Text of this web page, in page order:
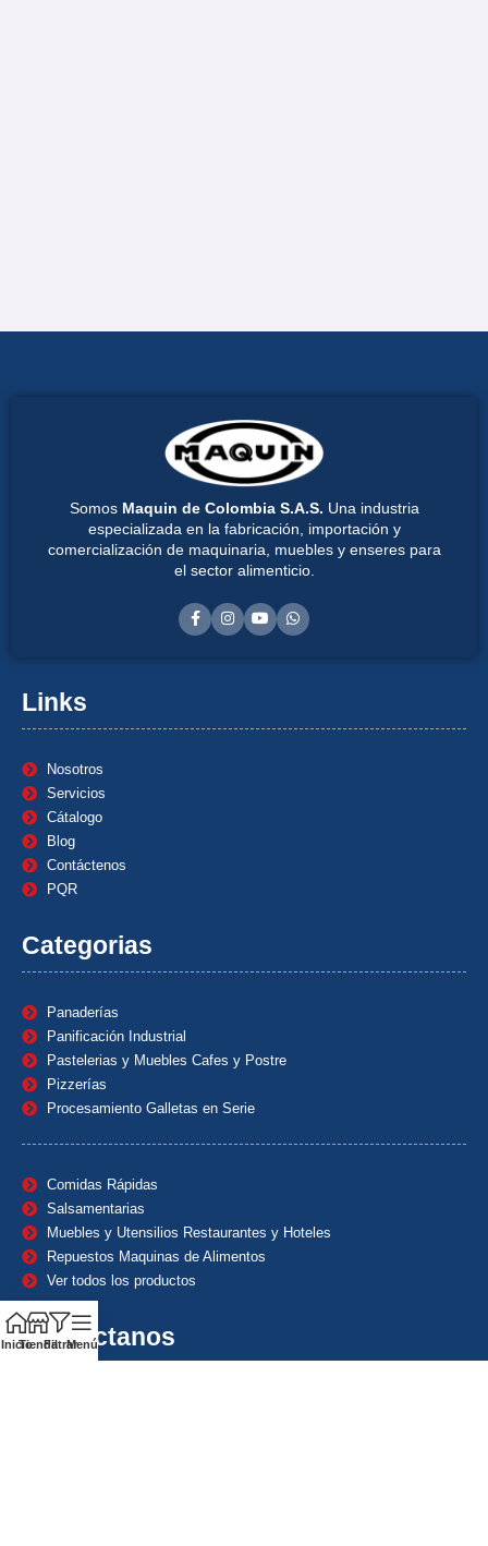
Somos Maquin de Colombia S.A.S. Una industria
especializada en la fabricación, importación y
comercialización de maquinaria, muebles y enseres para
el sector alimenticio.
Links
Nosotros
Servicios
Cátalogo
Blog
Contáctenos
PQR
Categorias
Panaderías
Panificación Industrial
Pastelerias y Muebles Cafes y Postre
Pizzerías
Procesamiento Galletas en Serie
Comidas Rápidas
Salsamentarias
Muebles y Utensilios Restaurantes y Hoteles
Repuestos Maquinas de Alimentos
Ver todos los productos
Contáctanos
InicioTiendaFiltrarMenú